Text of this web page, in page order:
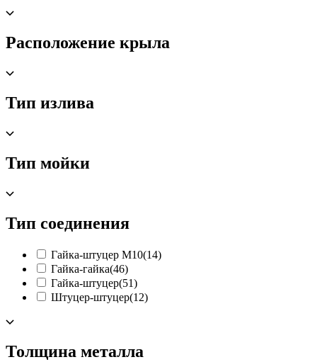
Расположение крыла
Тип излива
Тип мойки
Тип соединения
Гайка-штуцер М10(14)
Гайка-гайка(46)
Гайка-штуцер(51)
Штуцер-штуцер(12)
Толщина металла